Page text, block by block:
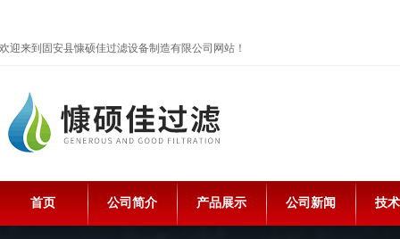
欢迎来到固安县慷硕佳过滤设备制造有限公司网站！
首页 公司简介 产品展示 公司新闻 技